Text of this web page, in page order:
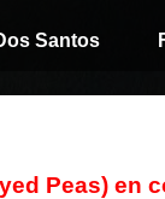
Santos
Peas) en